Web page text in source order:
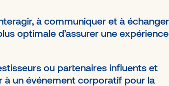
à communiquer et à échanger
optimale d’assurer une expérience
ou partenaires influents et